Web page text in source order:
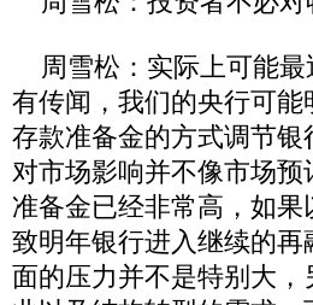
周雪松：实际上可能最
有传闻，我们的央行可
存款准备金的方式调节
对市场影响并不像市场
准备金已经非常高，如
致明年银行进入继续的
面的压力并不是特别大